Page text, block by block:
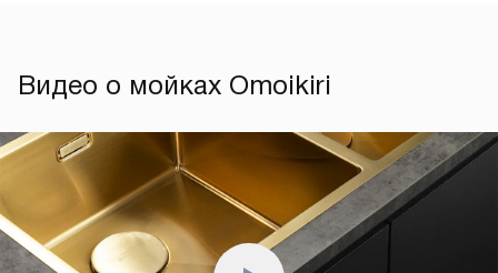
Видео о мойках Omoikiri